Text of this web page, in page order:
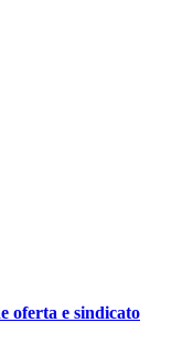
oferta e sindicato